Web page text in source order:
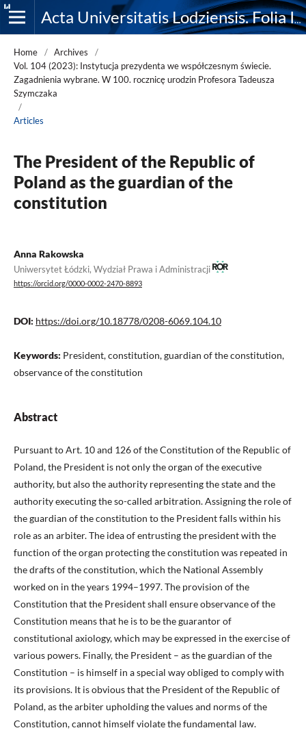
Acta Universitatis Lodziensis. Folia Iuridica
Home / Archives
/
Vol. 104 (2023): Instytucja prezydenta we współczesnym świecie.
Zagadnienia wybrane. W 100. rocznicę urodzin Profesora Tadeusza
Szymczaka
/
Articles
The President of the Republic of
Poland as the guardian of the
constitution
Anna Rakowska
Uniwersytet Łódzki, Wydział Prawa i Administracji
https://orcid.org/0000-0002-2470-8893
DOI: https://doi.org/10.18778/0208-6069.104.10
Keywords: President, constitution, guardian of the constitution,
observance of the constitution
Abstract
Pursuant to Art. 10 and 126 of the Constitution of the Republic of
Poland, the President is not only the organ of the executive
authority, but also the authority representing the state and the
authority executing the so-called arbitration. Assigning the role of
the guardian of the constitution to the President falls within his
role as an arbiter. The idea of entrusting the president with the
function of the organ protecting the constitution was repeated in
the drafts of the constitution, which the National Assembly
worked on in the years 1994–1997. The provision of the
Constitution that the President shall ensure observance of the
Constitution means that he is to be the guarantor of
constitutional axiology, which may be expressed in the exercise of
various powers. Finally, the President – as the guardian of the
Constitution – is himself in a special way obliged to comply with
its provisions. It is obvious that the President of the Republic of
Poland, as the arbiter upholding the values and norms of the
Constitution, cannot himself violate the fundamental law.